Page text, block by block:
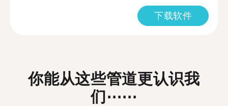
下载软件
你能从这些管道更认识我
们⋯⋯